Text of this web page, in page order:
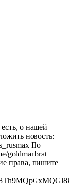
о нашей
новость:
По
goldmanbrat
права, пишите